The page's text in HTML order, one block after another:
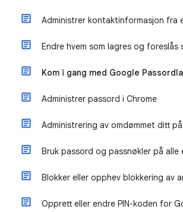
Administrer kontaktinformasjon fra
Endre hvem som lagres og foreslås
Kom i gang med Google
Administrer passord i Chrome
Administrering av omdømmet ditt
Bruk passord og passnøkler på alle
Blokker eller opphev blokkering av
Opprett eller endre PIN-koden for